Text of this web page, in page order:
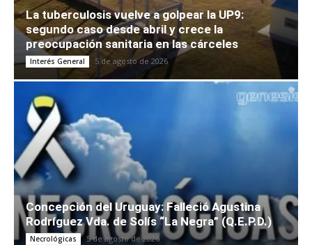
La tuberculosis vuelve a golpear la UP9:
segundo caso desde abril y crece la
preocupación sanitaria en las cárceles
Interés General 5 de agosto de 2026
Concepción del Uruguay: Falleció Agustina
Rodríguez Vda. de Solís “La Negra” (Q.E.P.D.)
Necrológicas 5 de agosto de 2026